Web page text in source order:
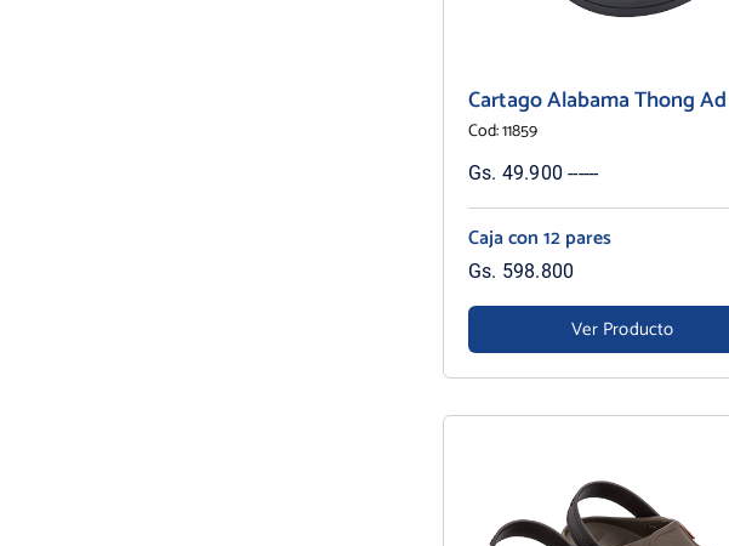
Cartago Alabama Thong Ad
Cod: 11859
Gs. 49.900 ------
Caja con 12 pares
Gs. 598.800
Ver Producto